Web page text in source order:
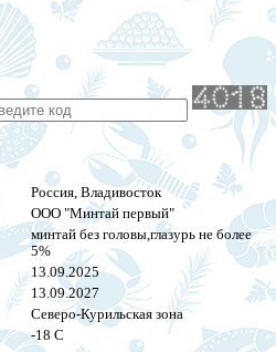
Россия, Владивосток
ООО "Минтай первый"
минтай без головы,глазурь не более
5%
13.09.2025
13.09.2027
Северо-Курильская зона
-18 С